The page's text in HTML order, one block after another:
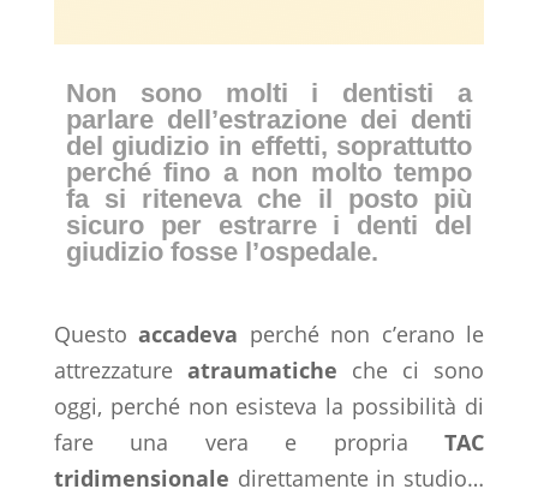
Non sono molti i dentisti a
parlare dell’estrazione dei denti
del giudizio in effetti, soprattutto
perché fino a non molto tempo
fa si riteneva che il posto più
sicuro per estrarre i denti del
giudizio fosse l’ospedale.
Questoaccadeva perché non c’erano le
attrezzature atraumatiche che ci sono
oggi, perché non esisteva la possibilità di
fare una vera e propriaTAC
tridimensionale direttamente in studio…